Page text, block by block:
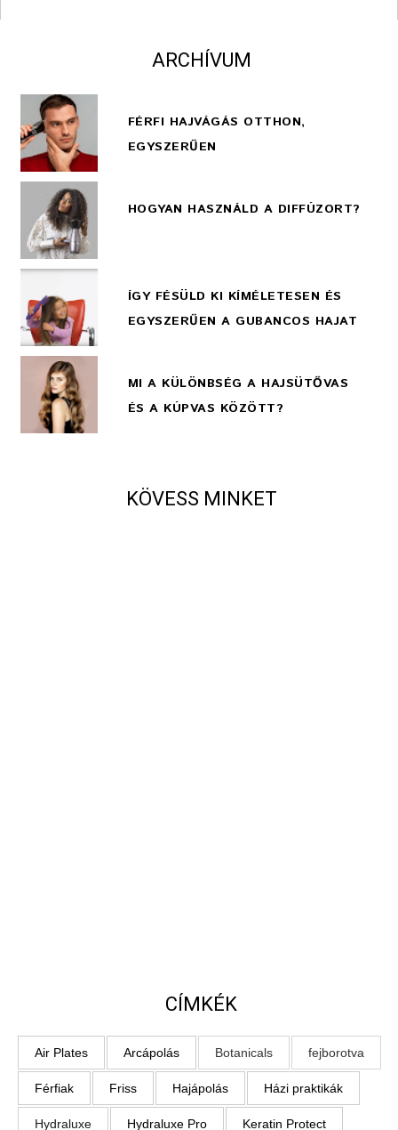
ARCHÍVUM
FÉRFI HAJVÁGÁS OTTHON,
EGYSZERŰEN
HOGYAN HASZNÁLD A DIFFÚZORT?
ÍGY FÉSÜLD KI KÍMÉLETESEN ÉS
EGYSZERŰEN A GUBANCOS HAJAT
MI A KÜLÖNBSÉG A HAJSÜTŐVAS
ÉS A KÚPVAS KÖZÖTT?
KÖVESS MINKET
CÍMKÉK
Air Plates Arcápolás Botanicals fejborotva
Férfiak Friss Hajápolás Házi praktikák
Hydraluxe Hydraluxe Pro Keratin Protect